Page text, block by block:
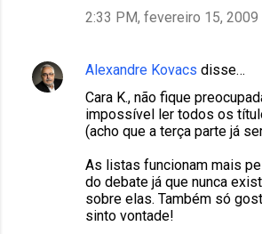
2:33 PM, fevereiro 15, 2009
Alexandre Kovacs disse…
Cara K., não fique
impossível ler todos os
(acho que a terça parte já
As listas funcionam mais
do debate já que nunca
sobre elas. Também só
sinto vontade!